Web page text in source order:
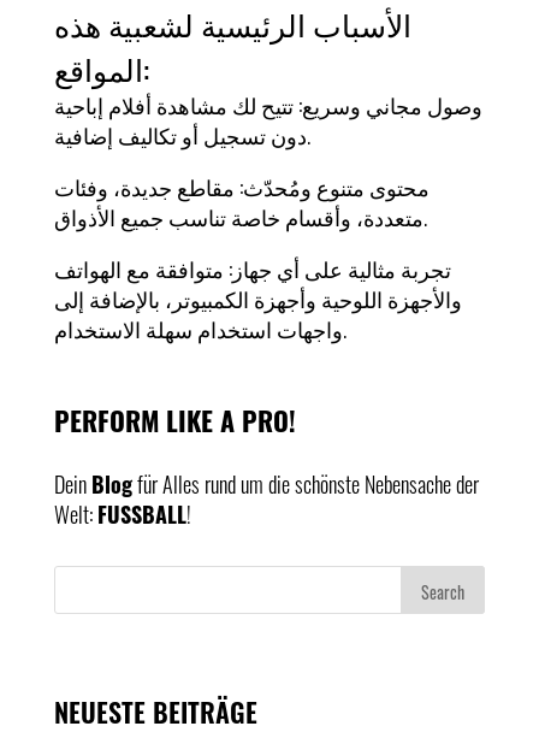
الأسباب الرئيسية لشعبية هذه
المواقع:
وصول مجاني وسريع: تتيح لك مشاهدة أفلام إباحية
دون تسجيل أو تكاليف إضافية.
محتوى متنوع ومُحدّث: مقاطع جديدة، وفئات
متعددة، وأقسام خاصة تناسب جميع الأذواق.
تجربة مثالية على أي جهاز: متوافقة مع الهواتف
والأجهزة اللوحية وأجهزة الكمبيوتر، بالإضافة إلى
واجهات استخدام سهلة الاستخدام.
PERFORM LIKE A PRO!
DeinBlogfür Alles rund um die schönste Nebensache der
Welt:FUSSBALL!
NEUESTE BEITRÄGE